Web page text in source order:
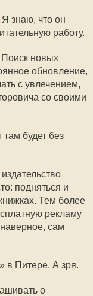
знаю, что он
работу.
Поиск новых
обновление,
с увлечением,
со своими
будет без
подняться и
Тем более
рекламу
сам
в Питере. А зря.
о